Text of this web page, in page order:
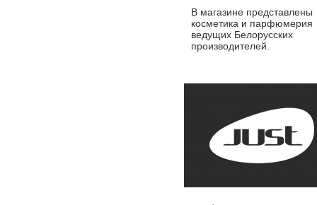
В магазине представлены
косметика и парфюмерия
ведущих Белорусских
производителей.